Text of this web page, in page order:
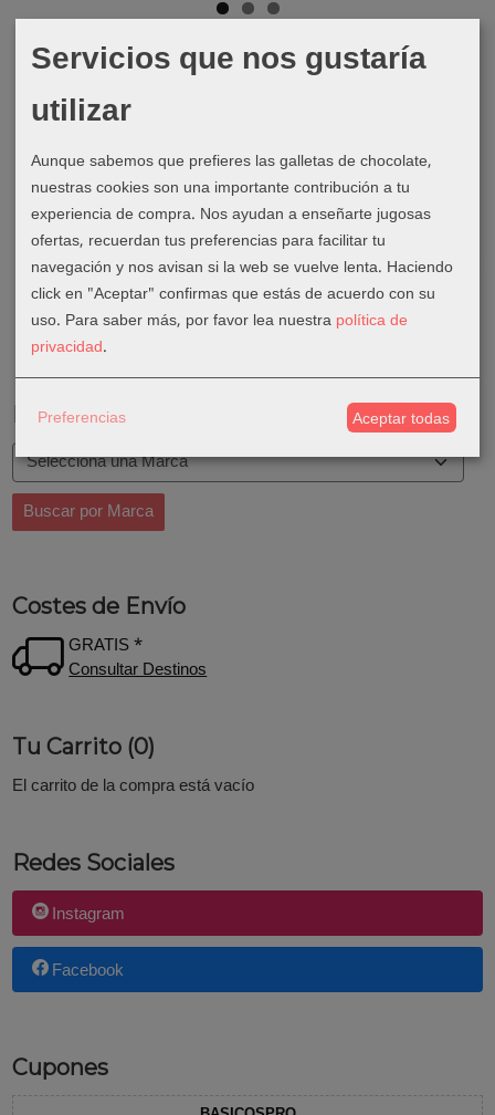
Marcas
Costes de Envío
GRATIS *
Consultar Destinos
Tu Carrito (0)
El carrito de la compra está vacío
Redes Sociales
Instagram
Facebook
Cupones
Servicios que nos gustaría
utilizar
Aunque sabemos que prefieres las galletas de chocolate,
nuestras cookies son una importante contribución a tu
experiencia de compra. Nos ayudan a enseñarte jugosas
ofertas, recuerdan tus preferencias para facilitar tu
navegación y nos avisan si la web se vuelve lenta. Haciendo
click en "Aceptar" confirmas que estás de acuerdo con su
uso. Para saber más, por favor lea nuestra política de
privacidad.
Preferencias Aceptar todas